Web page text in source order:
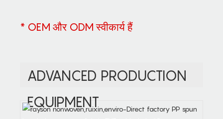
* OEM और ODM स्वीकार्य हैं
ADVANCED PRODUCTION
EQUIPMENT